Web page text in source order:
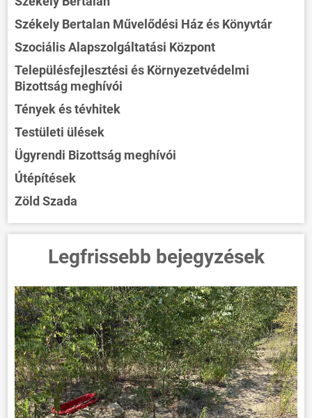
Székely Bertalan Művelődési Ház és Könyvtár
Szociális Alapszolgáltatási Központ
Településfejlesztési és Környezetvédelmi
Bizottság meghívói
Tények és tévhitek
Testületi ülések
Ügyrendi Bizottság meghívói
Útépítések
Zöld Szada
Legfrissebb bejegyzések